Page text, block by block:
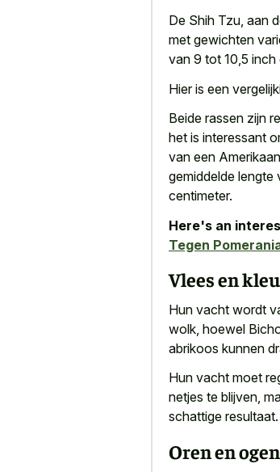
De Shih Tzu, aan
met gewichten
van 9 tot 10,5 inch
Hier is een
Beide rassen zijn
het is interessant
van een
gemiddelde lengte
centimeter.
Here's an
Tegen
Vlees en
Hun vacht wordt
wolk , hoewel
abrikoos kunnen
Hun vacht moet
netjes te blijven,
schattige resultaat.
Oren en ogen